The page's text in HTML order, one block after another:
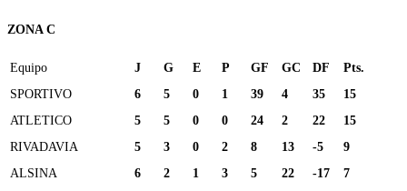
ZONA C
Equipo J G E P GF GC DF
Pts.
SPORTIVO
6 5 0 1 39 4 35
15
ATLETICO
5 5 0 0 24 2 22
15
RIVADAVIA
5 3 0 2 8 13 -5
9
ALSINA
6 2 1 3 5 22 -17
7